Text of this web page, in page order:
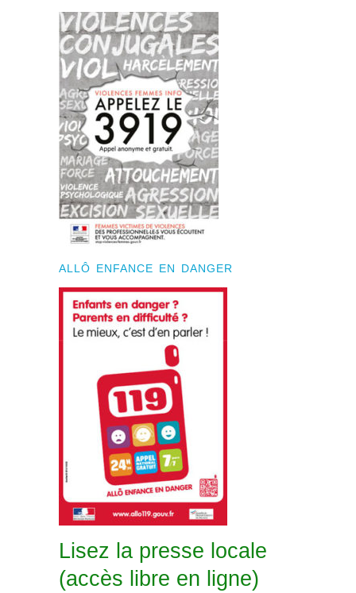
ALLÔ ENFANCE EN DANGER
Lisez la presse locale
(accès libre en ligne)